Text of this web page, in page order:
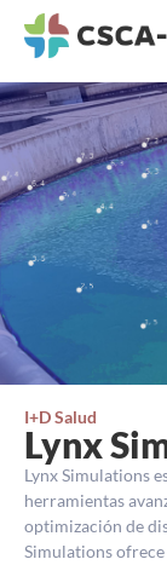
I+D Salud
Lynx
Lynx Simulations
herramientas
optimización de
Simulations